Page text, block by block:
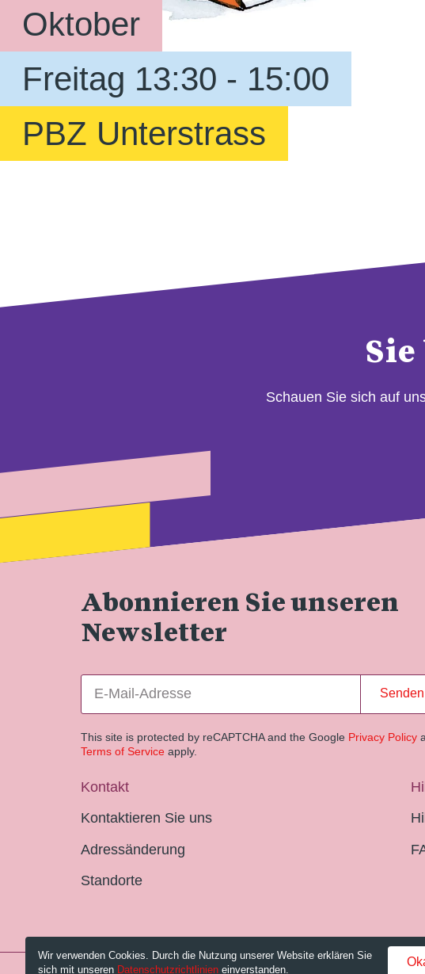
Oktober
Freitag 13:30 - 15:00
PBZ Unterstrass
Schauen Sie sich auf
Abonnieren Sie unseren
Newsletter
Senden
This site is protected by reCAPTCHA and the Google Privacy Policy
Terms of Service apply.
Kontakt
Kontaktieren Sie uns
Adressänderung
Standorte
Wir verwenden Cookies. Durch die Nutzung unserer Website erklären Sie
sich mit unseren Datenschutzrichtlinien einverstanden.